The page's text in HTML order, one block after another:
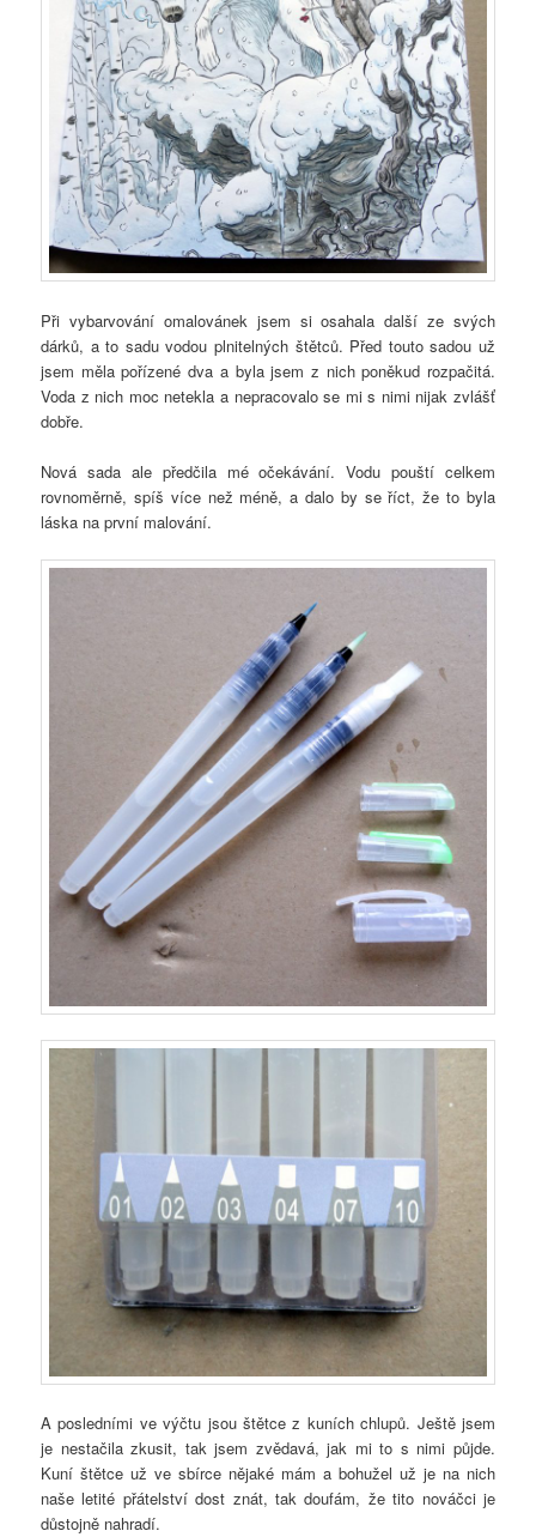
Při vybarvování omalovánek jsem si osahala další ze svých
dárků, a to sadu vodou plnitelných štětců. Před touto sadou už
jsem měla pořízené dva a byla jsem z nich poněkud rozpačitá.
Voda z nich moc netekla a nepracovalo se mi s nimi nijak zvlášť
dobře.
Nová sada ale předčila mé očekávání. Vodu pouští celkem
rovnoměrně, spíš více než méně, a dalo by se říct, že to byla
láska na první malování.
A posledními ve výčtu jsou štětce z kuních chlupů. Ještě jsem
je nestačila zkusit, tak jsem zvědavá, jak mi to s nimi půjde.
Kuní štětce už ve sbírce nějaké mám a bohužel už je na nich
naše letité přátelství dost znát, tak doufám, že tito nováčci je
důstojně nahradí.